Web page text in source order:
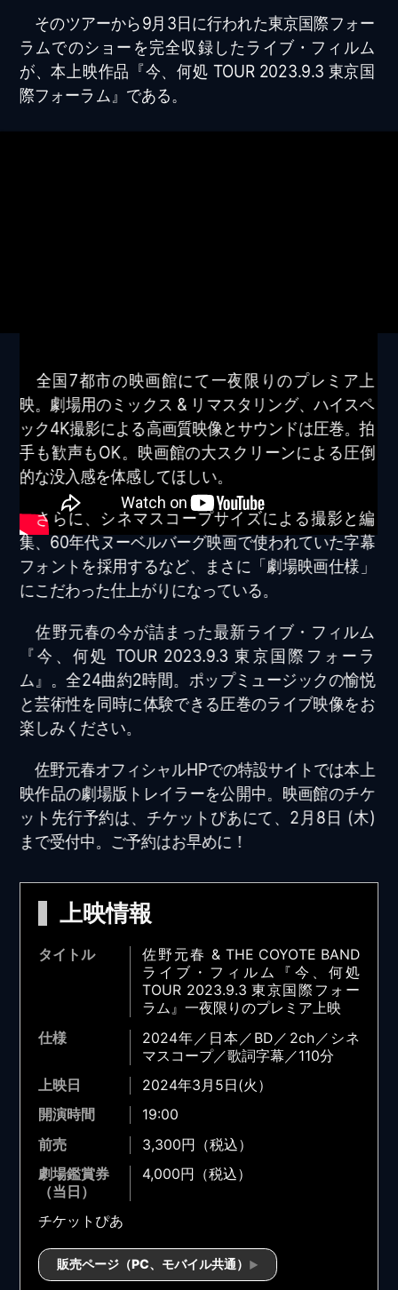
そのツアーから9月3日に行われた東京国際フォー
ラムでのショーを完全収録したライブ・フィルム
が、本上映作品『今、何処 TOUR 2023.9.3 東京国
際フォーラム』である。
全国7都市の映画館にて一夜限りのプレミア上
映。劇場用のミックス & リマスタリング、ハイスペ
ック4K撮影による高画質映像とサウンドは圧巻。拍
手も歓声もOK。映画館の大スクリーンによる圧倒
的な没入感を体感してほしい。
さらに、シネマスコープサイズによる撮影と編
集、60年代ヌーベルバーグ映画で使われていた字幕
フォントを採用するなど、まさに「劇場映画仕様」
にこだわった仕上がりになっている。
佐野元春の今が詰まった最新ライブ・フィルム
『今、何処 TOUR 2023.9.3 東京国際フォーラ
ム』。全24曲約2時間。ポップミュージックの愉悦
と芸術性を同時に体験できる圧巻のライブ映像をお
楽しみください。
佐野元春オフィシャルHPでの特設サイトでは本上
映作品の劇場版トレイラーを公開中。映画館のチケ
ット先行予約は、チケットぴあにて、2月8日 (木)
まで受付中。ご予約はお早めに！
上映情報
佐野元春 & THE COYOTE BAND
ライブ・フィルム『今、何処
TOUR 2023.9.3 東京国際フォー
ラム』一夜限りのプレミア上映
2024年／日本／BD／2ch／シネ
マスコープ／歌詞字幕／110分
2024年3月5日(火）
19:00
3,300円（税込）
4,000円（税込）
チケットぴあ
販売ページ（PC、モバイル共通）